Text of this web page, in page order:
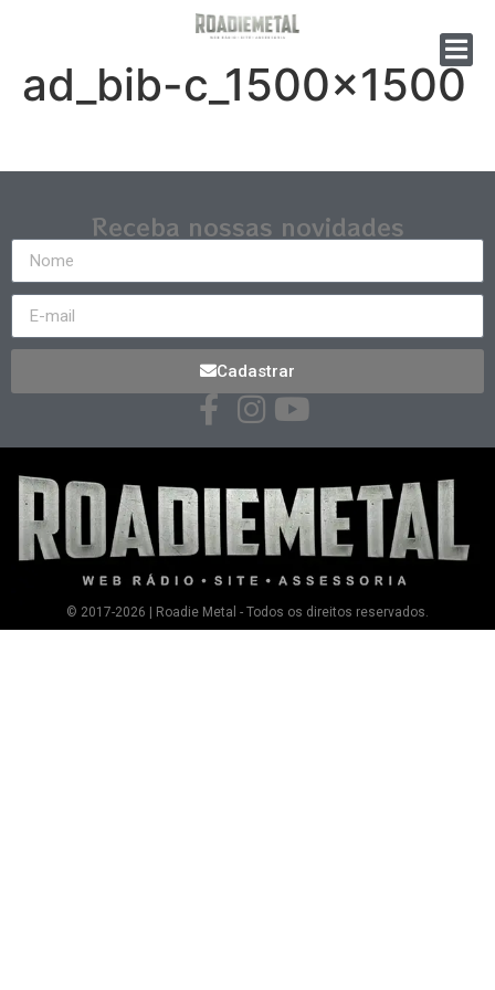
ad_bib-c_1500x1500
Receba nossas novidades
Cadastrar
© 2017-2026 | Roadie Metal - Todos os direitos reservados.